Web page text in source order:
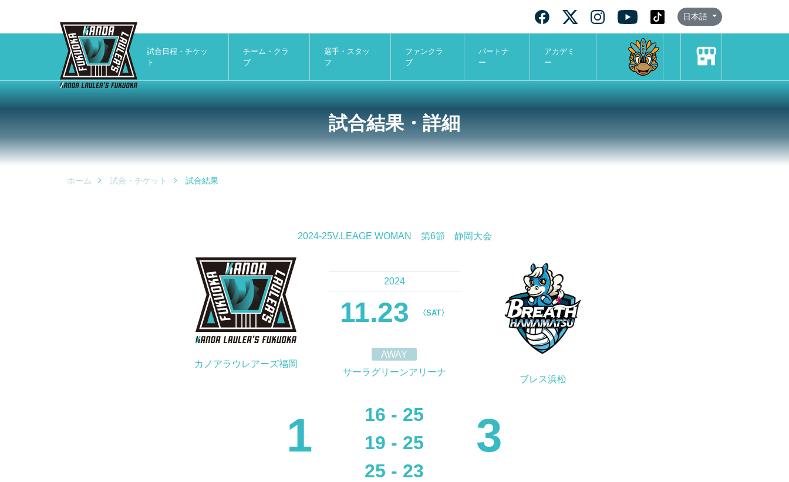
日本語
試合日程・チケッ
ト
チーム・クラ
ブ
選手・スタッ
フ
ファンクラ
ブ
パートナ
ー
アカデミ
ー
試合結果・詳細
ホーム 試合・チケット 試合結果
2024-25V.LEAGE WOMAN 第6節 静岡大会
カノアラウレアーズ福岡
2024
11.23 〈SAT〉
AWAY
サーラグリーンアリーナ
ブレス浜松
1
16 - 25
19 - 25
25 - 23
3